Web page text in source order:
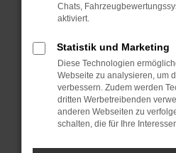
Reifenwechsel oder
Wuchten
Reifenmontage
Reifenwäsche mit Ultraschall
Vorgeschriebener
Fahrzeug-Modell
Wartung von Reifendruck-
Achsvermessung/
Reifenlagerung
Top Reifen für Ihr
Chats,
aktiviert.
Statistik und Marketing
Diese Technologien
Webseite zu analysieren, um
verbessern. Zudem werden
dritten Werbetreibenden
anderen Webseiten zu
schalten, die für Ihre